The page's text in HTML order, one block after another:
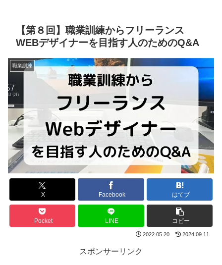
【第８回】職業訓練からフリーランス
WEBデザイナーを目指す人のためのQ&A
職業訓練
X Facebook はてブ
Pocket LINE コピー
2022.05.20 2024.09.11
スポンサーリンク